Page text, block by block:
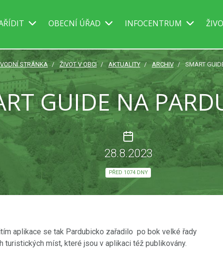
OBECNÍ ÚŘAD INFOCENTRUM
STRÁNKA ŽIVOT V OBCI AKTUALITY ARCHIV SMART
GUIDE NA
28.8.2023
PŘED 1074 DNY
aplikace se tak Pardubicko zařadilo po bok velké řady
turistických míst, které jsou v aplikaci též publikovány.